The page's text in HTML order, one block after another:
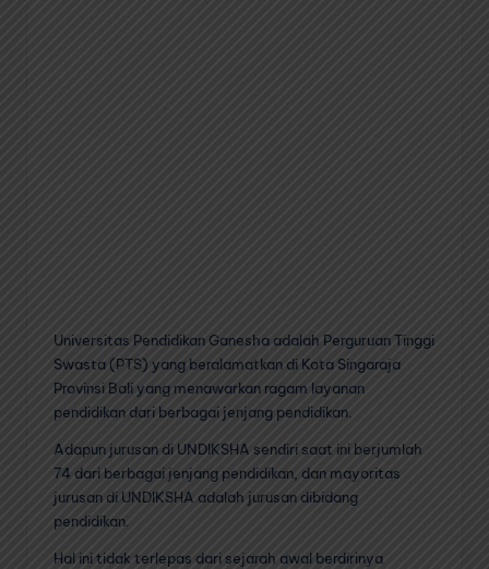
Universitas Pendidikan Ganesha adalah Perguruan Tinggi
Swasta (PTS) yang beralamatkan di Kota Singaraja
Provinsi Bali yang menawarkan ragam layanan
pendidikan dari berbagai jenjang pendidikan.
Adapun jurusan di UNDIKSHA sendiri saat ini berjumlah
74 dari berbagai jenjang pendidikan, dan mayoritas
jurusan di UNDIKSHA adalah jurusan dibidang
pendidikan.
Hal ini tidak terlepas dari sejarah awal berdirinya